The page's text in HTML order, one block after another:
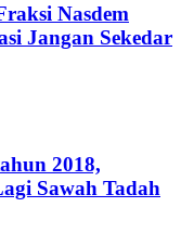
Nasdem
Jangan Sekedar
2018,
Sawah Tadah